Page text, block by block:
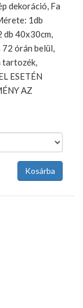
dekoráció, Fa
1db
db 40x30cm,
órán belül,
tartozék,
ESETÉN
AZ